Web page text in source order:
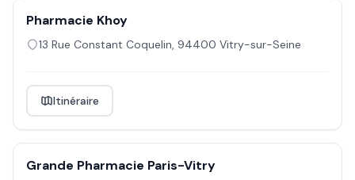
Pharmacie Khoy
13 Rue Constant Coquelin, 94400 Vitry-sur-Seine
Itinéraire
Grande Pharmacie Paris-Vitry